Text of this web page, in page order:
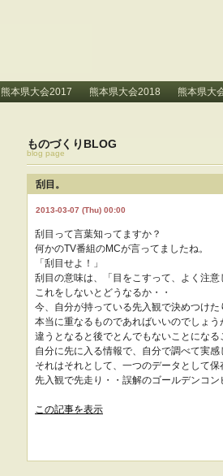
熊本県大会2017 熊本県大会2018 熊本県大
ものづくりBLOG
blog page
刮目。
2013-03-07 (Thu) 00:00
刮目って言葉知ってますか？
何かのTV番組のMCが言ってましたね。
「刮目せよ！」
刮目の意味は、「目をこすって、よく注意
これをしないとどうなるか・・
今、自分が持っている先入観で決めつけた
本当に重なるものであればいいのでしょう
違うとなると後でとんでもないことになる
自分に先に入る情報で、自分で調べて実感
それはそれとして、一つのデータとして
先入観で先走り・・誤解のゴールデンコン
この記事を表示